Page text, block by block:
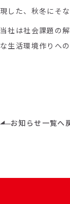
現した、秋冬にそ
当社は社会課題の
な生活環境作りへ
お知らせ一覧へ